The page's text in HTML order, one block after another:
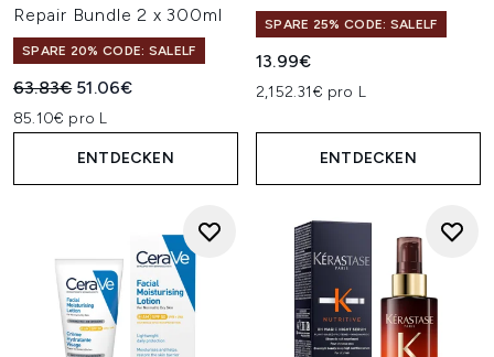
Repair Bundle 2 x 300ml
SPARE 20% CODE: SALELF
Unverbindliche Preisempfehlung:
63.83€ Aktueller Preis:
51.06€
85.10€ pro L
ENTDECKEN
SPARE 25% CODE: SALELF
13.99€
2,152.31€ pro L
ENTDECKEN